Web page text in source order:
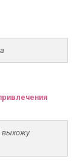
выхожу